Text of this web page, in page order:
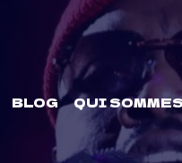
BLOG QUI